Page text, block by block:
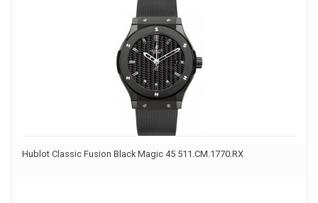
Hublot Classic Fusion Black Magic 45 511.CM.1770.RX